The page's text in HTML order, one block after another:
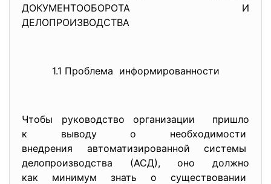
ДОКУМЕНТООБОРОТА И
ДЕЛОПРОИЗВОДСТВА
1.1 Проблема информированности
Чтобы руководство организации пришло
к выводу о необходимости
внедрения автоматизированной системы
делопроизводства (АСД), оно должно
как минимум знать о существовании